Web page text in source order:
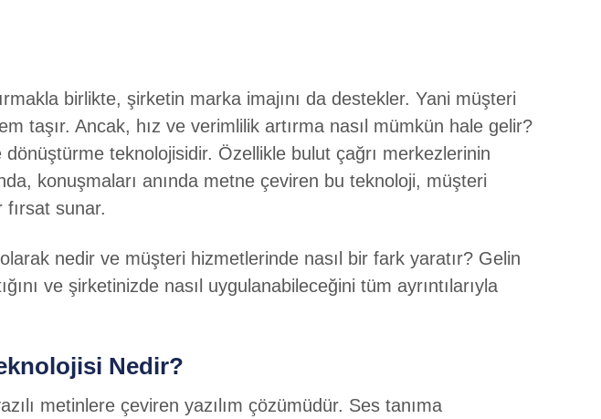
birlikte, şirketin marka imajını da destekler. Yani müşteri
taşır. Ancak, hız ve verimlilik artırma nasıl mümkün hale gelir?
teknolojisidir. Özellikle bulut çağrı merkezlerinin
konuşmaları anında metne çeviren bu teknoloji, müşteri
sunar.
nedir ve müşteri hizmetlerinde nasıl bir fark yaratır? Gelin
ve şirketinizde nasıl uygulanabileceğini tüm ayrıntılarıyla
Nedir?
metinlere çeviren yazılım çözümüdür. Ses tanıma